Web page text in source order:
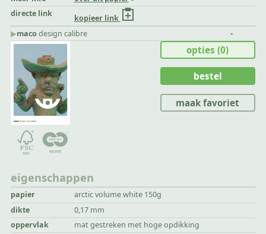
directe link
kopieer link
▶︎macodesign calibre -
eigenschappen
papier
arctic volume white 150g
dikte
0,17 mm
oppervlak
mat gestreken met hoge opdikking
opties(0)
bestel
maak favoriet